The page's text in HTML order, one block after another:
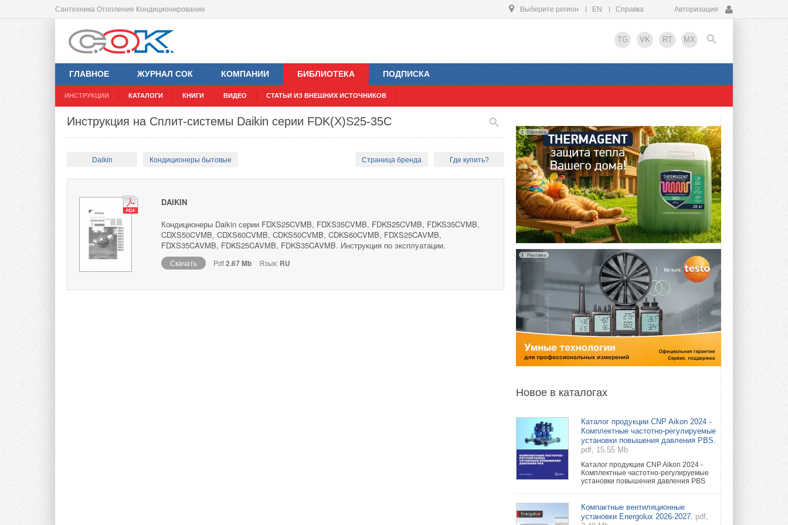
Сантехника Отопление Кондиционирование Выберите регион EN Справка Авторизация
TG VK RT MX
ГЛАВНОЕ ЖУРНАЛ СОК КОМПАНИИ БИБЛИОТЕКА
ИНСТРУКЦИИ КАТАЛОГИ КНИГИ ВИДЕО СТАТЬИ ИЗ ВНЕШНИХ ИСТОЧНИКОВ
ПОДПИСКА
EN
Инструкция на Сплит-системы Daikin серии FDK(X)S25-35C
Daikin Кондиционеры бытовые Страница бренда Где купить?
DAIKIN
Кондиционеры Daikin серии FDXS25CVMB, FDXS35CVMB, FDKS25CVMB, FDKS35CVMB,
CDXS50CVMB, CDXS60CVMB, CDKS50CVMB, CDKS60CVMB, FDXS25CAVMB,
FDXS35CAVMB, FDKS25CAVMB, FDKS35CAVMB. Инструкция по эксплуатации.
Скачать Pdf2.67 Mb Язык: RU
Реклама
Реклама
Новое в каталогах
Каталог продукции CNP Aikon 2024 -
Комплектные частотно-регулируемые
установки повышения давления PBS.
pdf, 15.55 Mb
Каталог продукции CNP Aikon 2024 -
Комплектные частотно-регулируемые
установки повышения давления PBS
Компактные вентиляционные
установки Energolux 2026-2027. pdf,